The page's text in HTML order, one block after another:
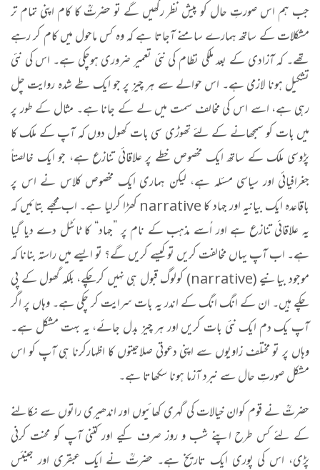
جب ہم اس صورتِ حال کو پیش نظر رکھیں گے تو حضرتؒ کا کام اپنی تمام تر
مشکلات کے ساتھ ہمارے سامنے آجاتا ہے کہ وہ کس ماحول میں کام کر رہے
تھے۔ کہ آزادی کے بعد ملکی نظام کی نئی تعمیر ضروری ہوچکی ہے۔ اس کی نئی
تشکیل ہونا لازمی ہے۔ اس حوالے سے ہر چیز پر جو ایک طے شدہ روایت چل
رہی ہے، اسے اس کی مخالف سمت میں لے کے جانا ہے۔ مثال کے طور پر
میں بات کو سمجھانے کے لئے تھوڑی سی بات کھول دوں کہ آپ کے ملک کا
پڑوسی ملک کے ساتھ ایک مخصوص خطے پر علاقائی تنازع ہے، جو ایک خالصتاً
جغرافیائی اور سیاسی مسئلہ ہے، لیکن ہماری ایک مخصوص کلاس نے اس پر
باقاعدہ ایک بیانیہ اور جہاد کا narrative کھڑا کرلیا ہے۔ اب مجھے بتائیں کہ
یہ علاقائی تنازع ہے اور اُسے مذہب کے نام پر ”جہاد“ کا ٹائٹل دے دیا گیا
ہے۔ اب آپ یہاں مخالفت کریں تو کیسے کریں گے؟ تو ایسے میں راستہ بنانا کہ
موجود بیانیے (narrative) کولوگ قبول ہی نہیں کرچکے، بلکہ گھول کے پی
چکے ہیں۔ ان کے انگ انگ کے اندر یہ بات سرایت کر چکی ہے۔ وہاں پر اگر
آپ یک دم ایک نئی بات کریں اور ہر چیز بدل جائے، یہ بہت مشکل ہے۔
وہاں پر تو مختلف زاویوں سے اپنی دعوتی صلاحیتوں کا اظہارکرنا ہی آپ کو اس
مشکل صورتِ حال سے نبرد آزما ہونا سکھاتا ہے۔
حضرتؒ نے قوم کوان خیالات کی گہری کھائیوں اور اندھیری راتوں سے نکالنے
کے لئے کس طرح اپنے شب و روز صرف کیے اور کتنی آپ کو محنت کرنی
پڑی، اس کی پوری ایک تاریخ ہے۔ حضرتؒ نے ایک عبقری اور جینئس